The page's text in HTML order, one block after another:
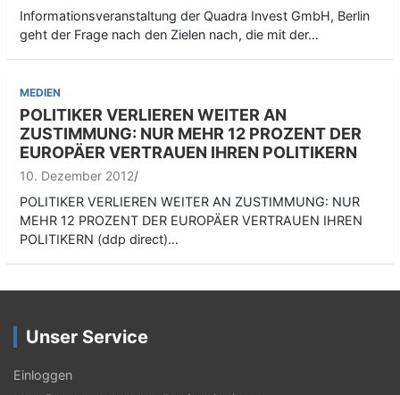
Informationsveranstaltung der Quadra Invest GmbH, Berlin
geht der Frage nach den Zielen nach, die mit der…
MEDIEN
POLITIKER VERLIEREN WEITER AN
ZUSTIMMUNG: NUR MEHR 12 PROZENT DER
EUROPÄER VERTRAUEN IHREN POLITIKERN
10. Dezember 2012
POLITIKER VERLIEREN WEITER AN ZUSTIMMUNG: NUR
MEHR 12 PROZENT DER EUROPÄER VERTRAUEN IHREN
POLITIKERN (ddp direct)…
Unser Service
Einloggen